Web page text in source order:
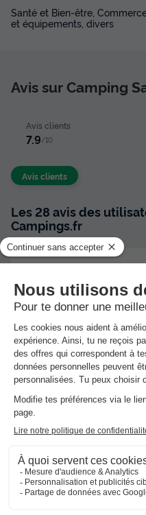
Santé et Bien-être,
et équipements, divers
Avis sur Camping
Avis clients
7.9/10
Avis clients
Les 28 avis des
Campings.fr
Basée sur28 avis
Les commentaires sont
leur séjour à
Résumé des avis
Situation et alentours
Services et équipes
Propreté de
Confort de l'hébergement
Qualité de l'animation